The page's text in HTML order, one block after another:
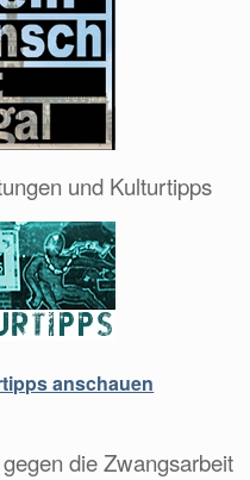
und Kulturtipps
anschauen
die Zwangsarbeit